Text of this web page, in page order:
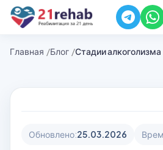
Главная Блог Стадии алкоголизма
Обновлено:25.03.2026